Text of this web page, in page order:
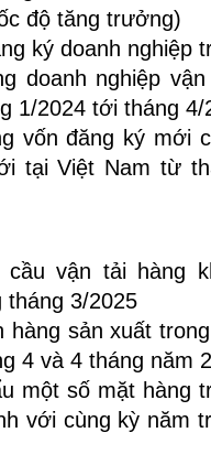
độ tăng trưởng)
ký doanh nghiệp
doanh nghiệp
1/2024 tới tháng 4/
vốn đăng ký mới
tại Việt Nam từ
vận tải hàng
3/2025
hàng sản xuất
4 và 4 tháng năm
một số mặt hàng
với cùng kỳ năm